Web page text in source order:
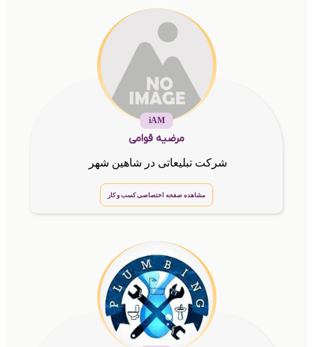
iAM
مرضیه قوامی
شرکت تبلیعاتی در شاهین شهر
مشاهده صفحه اختصاصی کسب و کار